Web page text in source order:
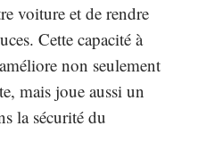
voiture et de rendre
Cette capacité à
non seulement
mais joue aussi un
la sécurité du